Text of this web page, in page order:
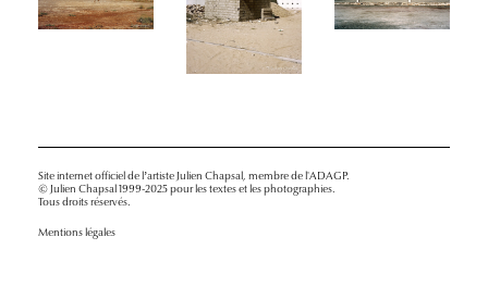
Site internet officiel de l’artiste Julien Chapsal, membre de l'ADAGP.
© Julien Chapsal 1999-2025 pour les textes et les photographies.
Tous droits réservés.
Mentions légales